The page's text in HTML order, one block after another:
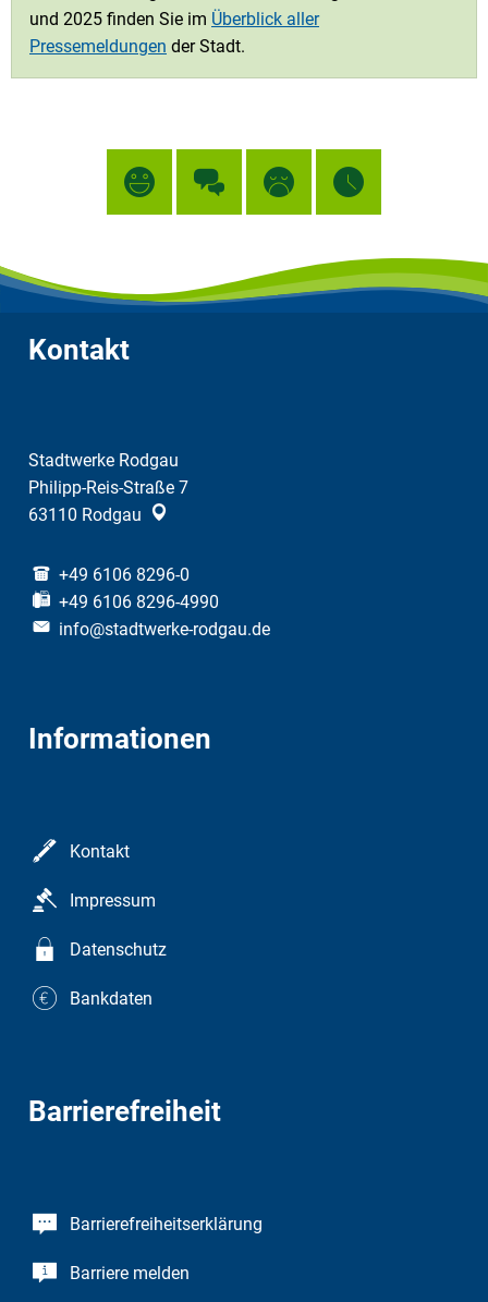
und 2025 finden Sie im Überblick aller
Pressemeldungen der Stadt.
Kontakt
Stadtwerke Rodgau
Philipp-Reis-Straße 7
63110 Rodgau
+49 6106 8296-0
+49 6106 8296-4990
info@stadtwerke-rodgau.de
Informationen
Kontakt
Impressum
Datenschutz
Bankdaten
Barrierefreiheit
Barrierefreiheitserklärung
Barriere melden